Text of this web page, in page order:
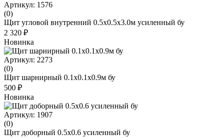
Артикул: 1576
(0)
Щит угловой внутренний 0.5х0.5х3.0м усиленный бу
2 320 ₽
Новинка
Артикул: 2273
(0)
Щит шарнирный 0.1x0.1x0.9м бу
500 ₽
Новинка
Артикул: 1907
(0)
Щит доборный 0.5х0.6 усиленный бу